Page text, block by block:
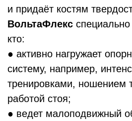
и придаёт костям
ВольтаФлекс
кто:
● активно нагружает
систему, например,
тренировками, ношением
работой стоя;
● ведет малоподвижный